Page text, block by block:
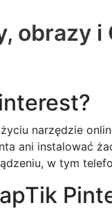
obrazy
narzędzie
ani instalować
w tym